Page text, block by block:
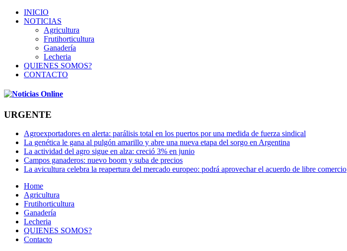
INICIO
NOTICIAS
Agricultura
Frutihorticultura
Ganadería
Lecheria
QUIENES SOMOS?
CONTACTO
URGENTE
Agroexportadores en alerta: parálisis total en los puertos por una medida de fuerza sindical
La genética le gana al pulgón amarillo y abre una nueva etapa del sorgo en Argentina
La actividad del agro sigue en alza: creció 3% en junio
Campos ganaderos: nuevo boom y suba de precios
La avicultura celebra la reapertura del mercado europeo: podrá aprovechar el acuerdo de libre comercio
Home
Agricultura
Frutihorticultura
Ganadería
Lecheria
QUIENES SOMOS?
Contacto